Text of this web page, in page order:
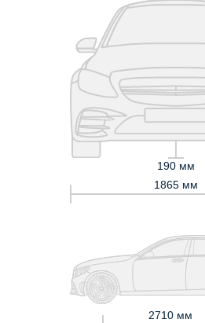
190 мм
1865 мм
2710 мм